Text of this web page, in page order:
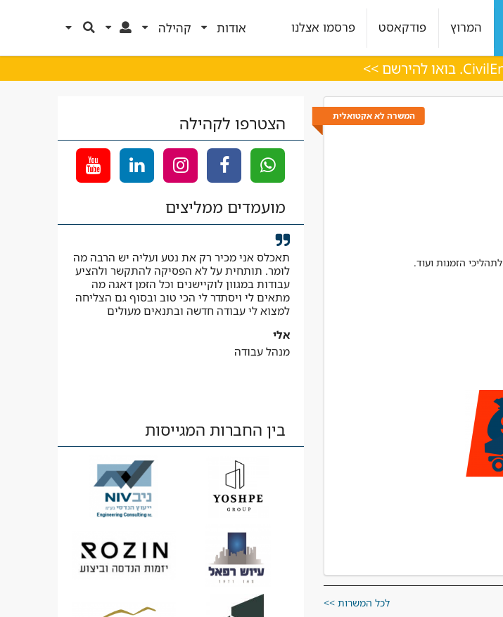
המרוץ פודקאסט פרסמו אצלנו אודות קהילה
המשרה לא אקטואלית
הזמנות ועוד.
לכל המשרות >>
הצטרפו לקהילה
מועמדים ממליצים
מצויין, בכל שלב היו מעורבים לאורך כל
תאכלס אני מכיר רק את נטע ועליה יש הרבה מה
לומר. תותחית על לא הפסיקה להתקשר ולהציע
עבודות במגוון לוקיישנים וכל הזמן דאגה מה
מתאים לי ויסתדר לי הכי טוב ובסוף גם הצליחה
למצוא לי עבודה חדשה ובתנאים מעולים
אלי
מנהל עבודה
בין החברות המגייסות